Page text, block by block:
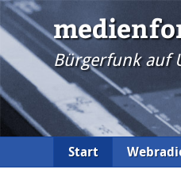
Bürgerfunk auf
Start